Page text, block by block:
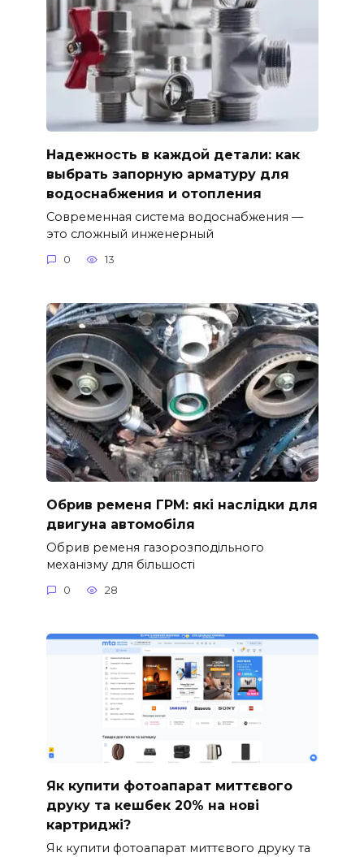
Надежность в каждой детали: как
выбрать запорную арматуру для
водоснабжения и отопления
Современная система водоснабжения —
это сложный инженерный
0 13
Обрив ременя ГРМ: які наслідки для
двигуна автомобіля
Обрив ременя газорозподільного
механізму для більшості
0 28
Як купити фотоапарат миттєвого
друку та кешбек 20% на нові
картриджі?
Як купити фотоапарат миттєвого друку та